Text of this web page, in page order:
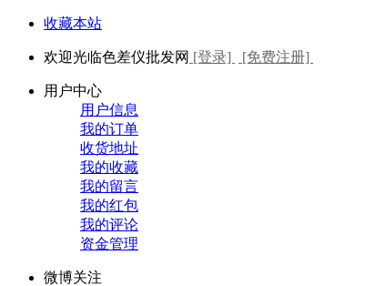
收藏本站
欢迎光临色差仪批发网 [登录] [免费注册]
用户中心
用户信息
我的订单
收货地址
我的收藏
我的留言
我的红包
我的评论
资金管理
微博关注